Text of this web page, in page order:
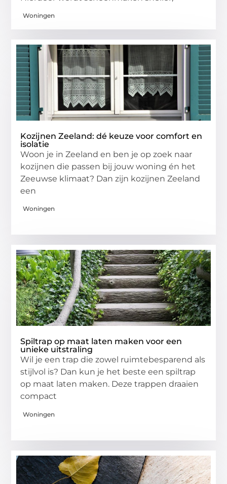
Woningen
Kozijnen Zeeland: dé keuze voor comfort en
isolatie
Woon je in Zeeland en ben je op zoek naar
kozijnen die passen bij jouw woning én het
Zeeuwse klimaat? Dan zijn kozijnen Zeeland
een
Woningen
Spiltrap op maat laten maken voor een
unieke uitstraling
Wil je een trap die zowel ruimtebesparend als
stijlvol is? Dan kun je het beste een spiltrap
op maat laten maken. Deze trappen draaien
compact
Woningen